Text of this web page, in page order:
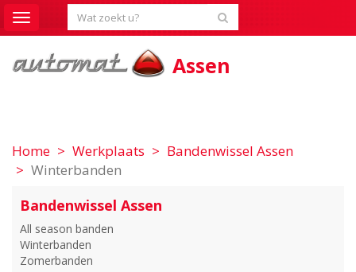
Toggle
navigation
Assen
Home Werkplaats
Bandenwissel Assen
Winterbanden
Bandenwissel Assen
All season banden
Winterbanden
Zomerbanden